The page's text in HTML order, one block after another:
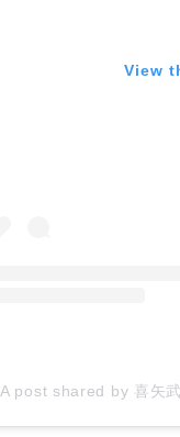
View
A post shared by 喜矢